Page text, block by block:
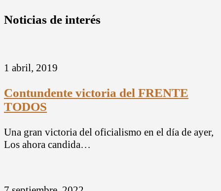
Noticias de interés
1 abril, 2019
Contundente victoria del FRENTE
TODOS
Una gran victoria del oficialismo en el día de ayer,
Los ahora candida…